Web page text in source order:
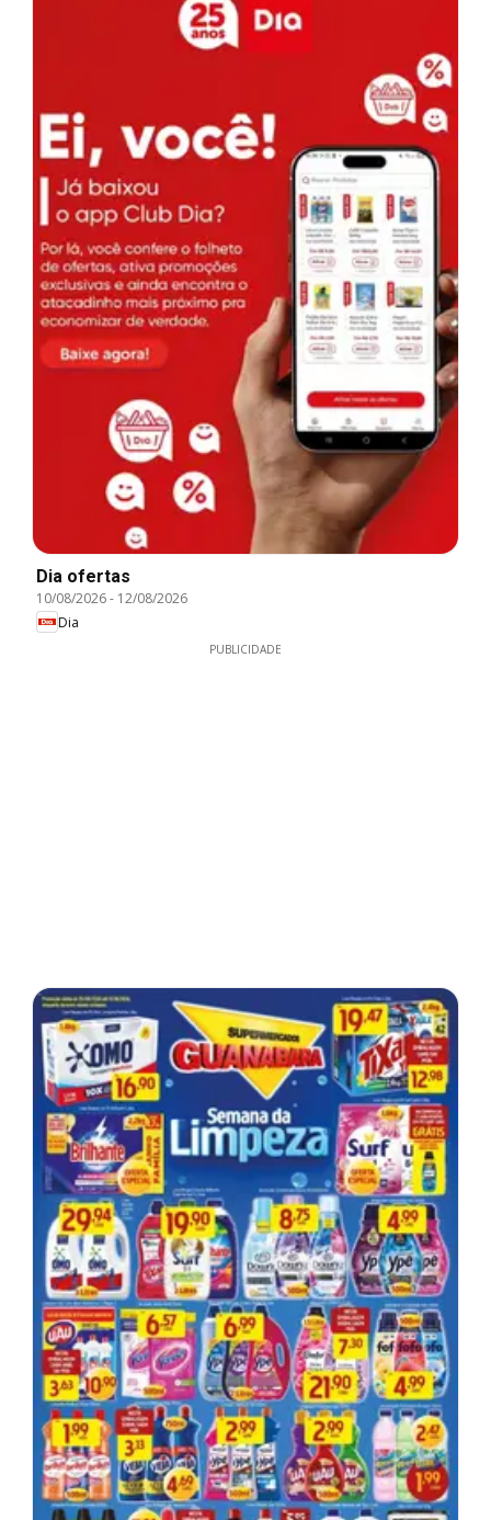
Dia ofertas
10/08/2026- 12/08/2026
Dia
PUBLICIDADE